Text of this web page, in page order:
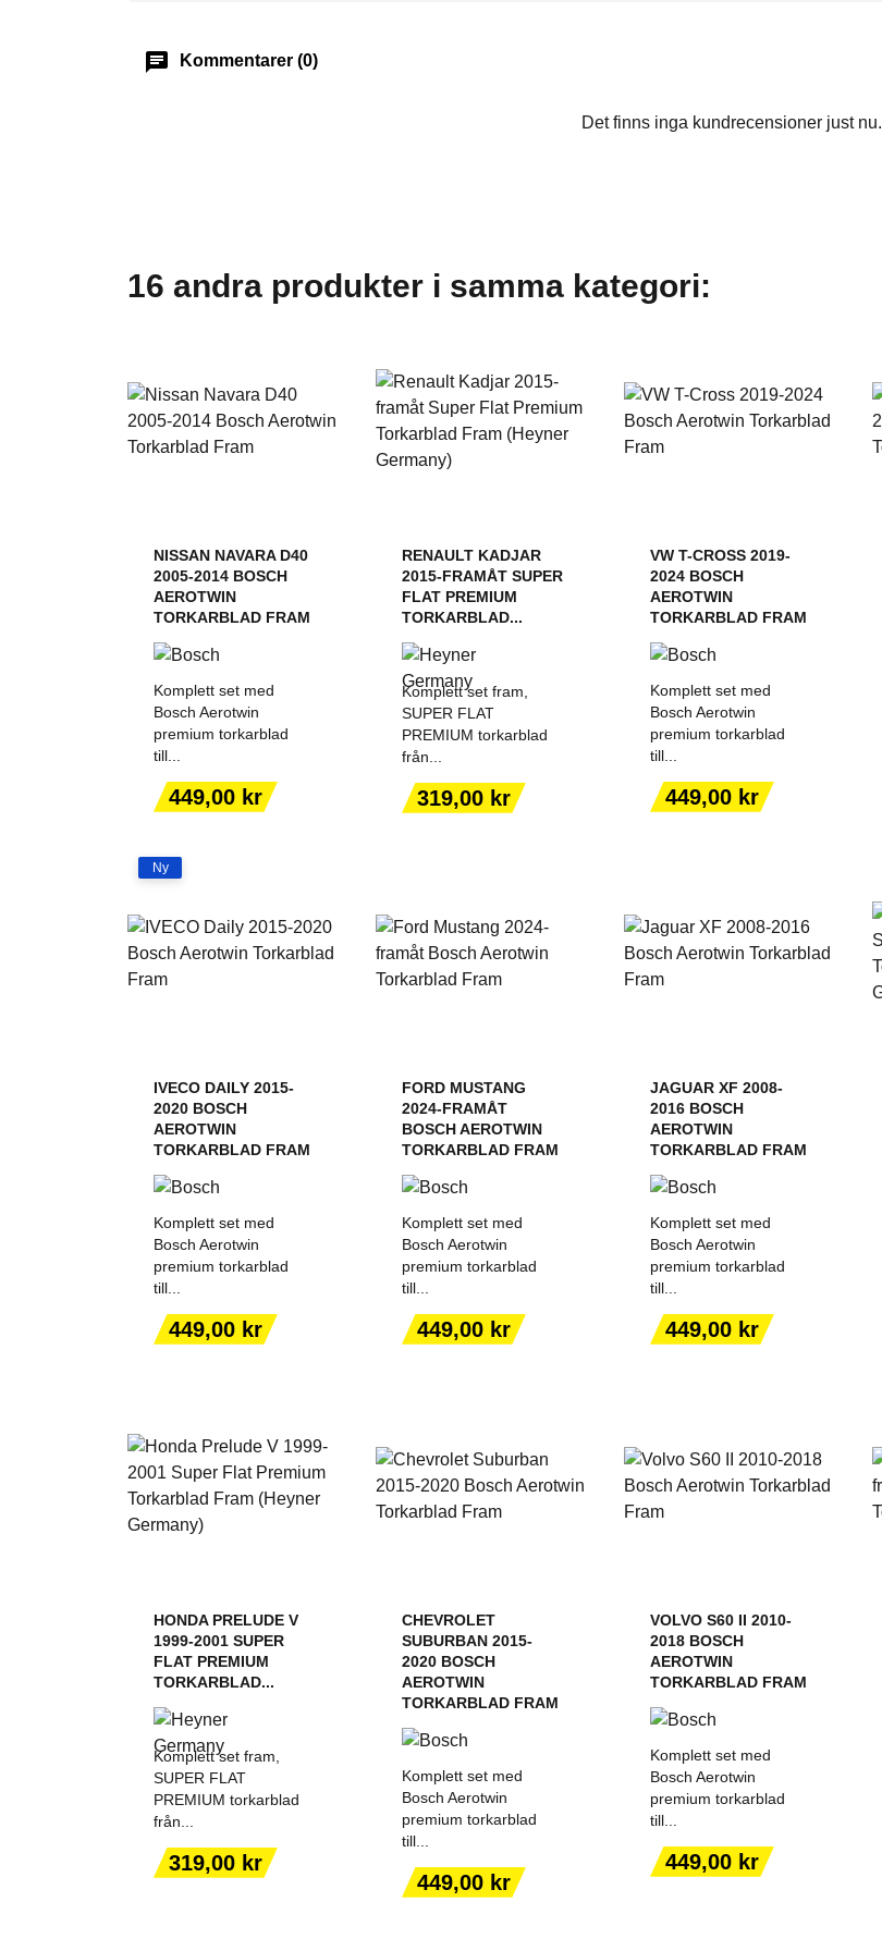
chat Kommentarer (0)
Det finns inga kundrecensioner just nu.
16 andra produkter i samma kategori:
NISSAN NAVARA D40
2005-2014 BOSCH
AEROTWIN
TORKARBLAD FRAM
Komplett set med
Bosch Aerotwin
premium torkarblad
till...
Pris
449,00 kr
VARUKORGEN
RENAULT KADJAR
2015-FRAMÅT SUPER
FLAT PREMIUM
TORKARBLAD...
Komplett set fram,
SUPER FLAT
PREMIUM torkarblad
från...
Pris
319,00 kr
LÄGG TILL I
VARUKORGEN
VW T-CROSS 2019-
2024 BOSCH
AEROTWIN
TORKARBLAD FRAM
Komplett set med
Bosch Aerotwin
premium torkarblad
till...
Pris
449,00 kr
VARUKORGEN
IVECO DAILY 2015-
2020 BOSCH
AEROTWIN
TORKARBLAD FRAM
Komplett set med
Bosch Aerotwin
premium torkarblad
till...
Pris
449,00 kr
VARUKORGEN
Ny
FORD MUSTANG
2024-FRAMÅT
BOSCH AEROTWIN
TORKARBLAD FRAM
Komplett set med
Bosch Aerotwin
premium torkarblad
till...
Pris
449,00 kr
VARUKORGEN
JAGUAR XF 2008-
2016 BOSCH
AEROTWIN
TORKARBLAD FRAM
Komplett set med
Bosch Aerotwin
premium torkarblad
till...
Pris
449,00 kr
VARUKORGEN
HONDA PRELUDE V
1999-2001 SUPER
FLAT PREMIUM
TORKARBLAD...
Komplett set fram,
SUPER FLAT
PREMIUM torkarblad
från...
Pris
319,00 kr
LÄGG TILL I
VARUKORGEN
CHEVROLET
SUBURBAN 2015-
2020 BOSCH
AEROTWIN
TORKARBLAD FRAM
Komplett set med
Bosch Aerotwin
premium torkarblad
till...
Pris
449,00 kr
VARUKORGEN
VOLVO S60 II 2010-
2018 BOSCH
AEROTWIN
TORKARBLAD FRAM
Komplett set med
Bosch Aerotwin
premium torkarblad
till...
Pris
449,00 kr
LÄGG TILL I
VARUKORGEN